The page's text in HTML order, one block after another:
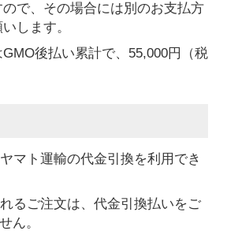
で、その場合には別のお支払方
します。
後払い累計で、55,000円（税
マト運輸の代金引換を利用でき
るご注文は、代金引換払いをご
ん。